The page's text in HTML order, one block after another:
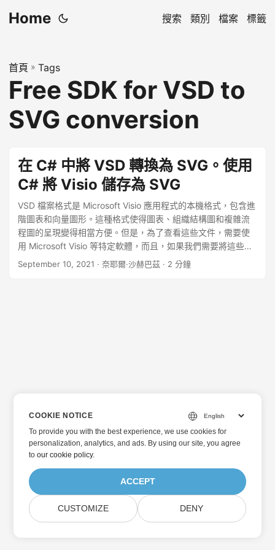
Home 搜索 類別 檔案 標籤
首頁 » Tags
Free SDK for VSD to
SVG conversion
在 C# 中將 VSD 轉換為 SVG。使用
C# 將 Visio 儲存為 SVG
VSD 檔案格式是 Microsoft Visio 應用程式的本機格式，包含進
階圖表和向量圖形。這種格式使得圖表、組織結構圖和複雜流
程圖的呈現變得相當方便。但是，為了查看這些文件，需要使
用 Microsoft Visio 等特定軟體，而且，如果我們需要將這些詳
細資訊放在網頁上，則會變得非常複雜。因此，我們可以選擇
行轉換操作。 安裝 使用 Cloud SDK 的第一步是安裝。可透過
NuGet 和 GitHub 下載。您可以考慮在終端機中執行以下命令
透過 NuGet 安裝 SDK：
September 10, 2021 · 奈耶爾·沙赫巴茲 · 2 分鐘
COOKIE NOTICE
To provide you with the best experience, we use cookies for
personalization, analytics, and ads. By using our site, you agree
toour cookie policy.
ACCEPT
CUSTOMIZE DENY